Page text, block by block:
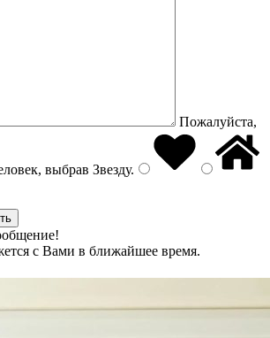
Пожалуйста,
выбрав Звезду.
с Вами в ближайшее время.